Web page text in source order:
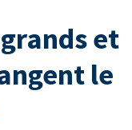
et
le